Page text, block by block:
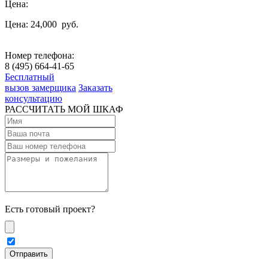
Цена:
Цена: 24,000 руб.
Номер телефона:
8 (495) 664-41-65
Бесплатный
вызов замерщика Заказать
консультацию
РАССЧИТАТЬ МОЙ ШКАФ
Есть готовый проект?